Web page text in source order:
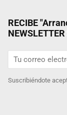
RECIBE
Suscribiéndote